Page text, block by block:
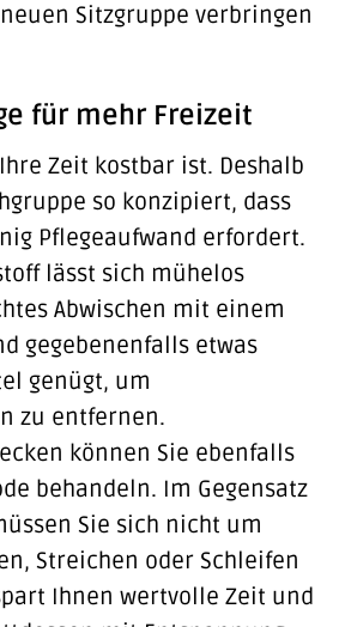
Sitzgruppe verbringen
für mehr Freizeit
Zeit kostbar ist. Deshalb
so konzipiert, dass
Pflegeaufwand erfordert.
lässt sich mühelos
Abwischen mit einem
gegebenenfalls etwas
genügt, um
zu entfernen.
können Sie ebenfalls
behandeln. Im Gegensatz
Sie sich nicht um
Streichen oder Schleifen
Ihnen wertvolle Zeit und